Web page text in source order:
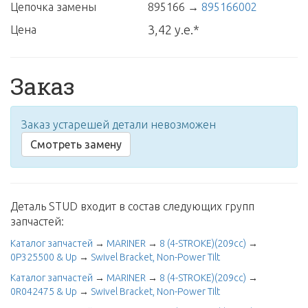
Цепочка замены 895166 → 895166002
Цена
3,42 у.е.*
Заказ
Заказ устарешей детали невозможен
Смотреть замену
Деталь STUD входит в состав следующих групп
запчастей:
Каталог запчастей → MARINER → 8 (4-STROKE)(209cc) →
0P325500 & Up → Swivel Bracket, Non-Power Tilt
Каталог запчастей → MARINER → 8 (4-STROKE)(209cc) →
0R042475 & Up → Swivel Bracket, Non-Power Tilt